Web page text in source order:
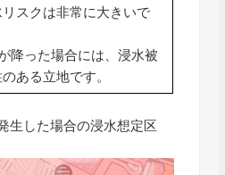
スクは非常に大きいで
降った場合には、浸水被
ある立地です。
生した場合の浸水想定区